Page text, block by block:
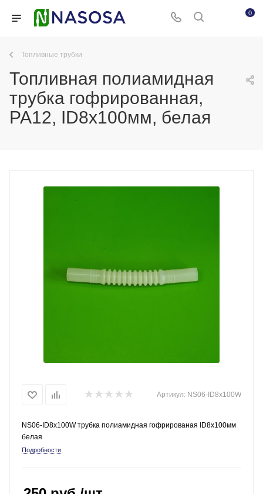
0
Топливные трубки
Топливная полиамидная
трубка гофрированная,
PA12, ID8x100мм, белая
Артикул: NS06-ID8x100W
NS06-ID8x100W трубка полиамидная гофрированая ID8x100мм
белая
Подробности